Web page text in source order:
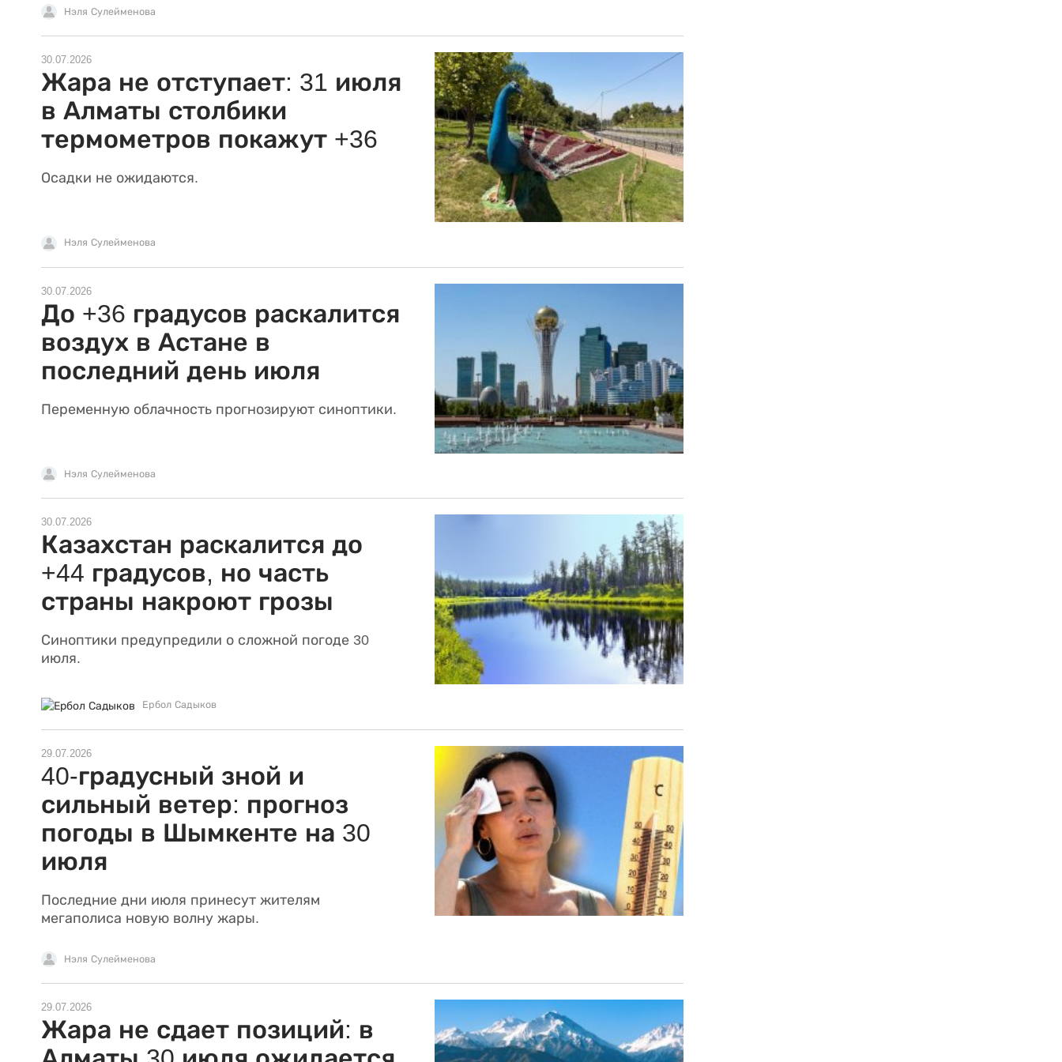
Нэля Сулейменова
30.07.2026
Жара не отступает: 31 июля
в Алматы столбики
термометров покажут +36
Осадки не ожидаются.
Нэля Сулейменова
30.07.2026
До +36 градусов раскалится
воздух в Астане в
последний день июля
Переменную облачность прогнозируют синоптики.
Нэля Сулейменова
30.07.2026
Казахстан раскалится до
+44 градусов, но часть
страны накроют грозы
Синоптики предупредили о сложной погоде 30
июля.
Ербол Садыков
29.07.2026
40-градусный зной и
сильный ветер: прогноз
погоды в Шымкенте на 30
июля
Последние дни июля принесут жителям
мегаполиса новую волну жары.
Нэля Сулейменова
29.07.2026
Жара не сдает позиций: в